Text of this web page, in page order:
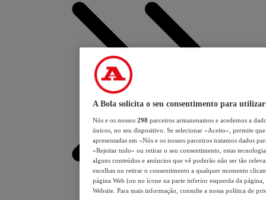
A Bola solicita o seu consentimento para utilizar
Nós e os nossos 298 parceiros armazenamos e acedemos a
únicos, no seu dispositivo. Se selecionar «Aceito», permite
apresentadas em «Nós e os nossos parceiros tratamos dados
«Rejeitar tudo» ou retirar o seu consentimento, estas
alguns conteúdos e anúncios que vê poderão não ser tão
escolhas ou retirar o consentimento a qualquer momento
página Web (ou no ícone na parte inferior esquerda da página,
Website. Para mais informação, consulte a nossa política de